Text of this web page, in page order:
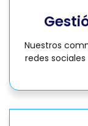
Nuestros
redes